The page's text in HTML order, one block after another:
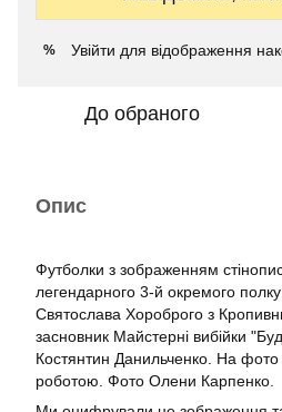
% Увійти для відображення
До обраного
Опис
Футболки з зображенням
легендарного 3-й окремого
Святослава Хороброго з
засновник Майстерні вибійки
Костянтин Данильченко. На
роботою. Фото Олени Карпенко.